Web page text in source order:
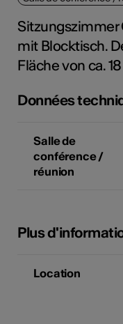
Sitzungszimmer
mit Blocktisch.
Fläche von ca. 18
Données
Salle de
conférence /
réunion
Plus
Location